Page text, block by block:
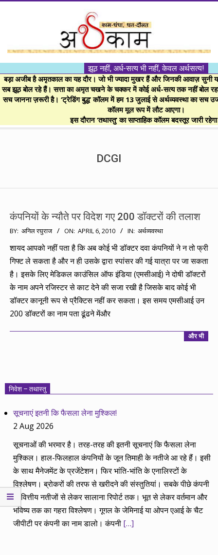
।।
अर्थकाम।।
BE
FINANCIALLY
झूठ नहीं, अर्ध-सत्य भी नहीं, केवल अर्थसत्य!
बड़ा अजीब है अमृतकाल का यह दौर। जो भी ज्यादा मुखर हैं और जिनकी आवाज़ सुनी
सब झूठ बोल रहे हैं। सत्ता का अमृत चखने के चक्कर में कोई अर्ध-सत्य तक नहीं बोल
सच जानना ज़रूरी है। ‘ट्रेडिंग बुद्ध’ कॉलम में हम 13 जुलाई से अर्थव्यवस्था का सच
कॉलम मूल रूप में लौट आएगा।
इस दौरान ‘तथास्तु’ का साप्ताहिक कॉलम बदस्तूर जारी
DCGI
कंपनियों के न्यौते पर विदेश गए 200 डॉक्टरों की तलाश
2010-
06
BY: अनिल रघुराज ON: APRIL 6, 2010 IN: अर्थव्यवस्था
शायद आपको नहीं पता है कि अब कोई भी डॉक्टर दवा कंपनियों ने न तो फ्री
गिफ्ट ले सकता है और न ही उसके द्वारा स्पांसर की गई यात्रा पर जा सकता
है। इसके लिए मेडिकल काउंसिल ऑफ इंडिया (एमसीआई) ने दोषी डॉक्टरों
के नाम अपने रजिस्टर से काट देने की सजा रखी है जिसके बाद कोई भी
डॉक्टर कानूनी रूप से प्रैक्टिस नहीं कर सकता। इस समय एमसीआई उन
200 डॉक्टरों का नाम पता ढूंढने मेंऔर
और भी
निवेश – तथास्तु
सूचनाएं इतनी कि फैसला लेना मुश्किल!
2 Aug 2026
सूचनाओं की भरमार है। तरह-तरह की इतनी सूचनाएं कि फैसला लेना
मुश्किल। हाल-फिलहाल कंपनियों के जून तिमाही के नतीजे आ रहे हैं। इसी
के साथ मैनेजमेंट के प्रजेंटेशन। फिर भांति-भांति के एनालिस्टों के
विश्लेषण। ब्रोकरों की तरफ से खरीदने की संस्तुतियां। सबके पीछे कंपनी
के वित्तीय नतीजों से लेकर सालाना रिपोर्ट तक। भूत से लेकर वर्तमान और
भविष्य तक का गहरा विश्लेषण। गूगल के जेमिनाई या ओपन एआई के चैट
जीपीटी पर कंपनी का नाम डालो। कंपनी […]